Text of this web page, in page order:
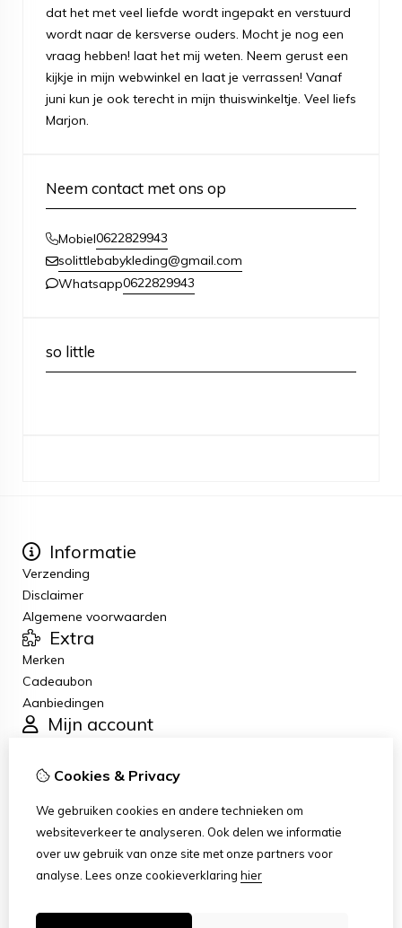
dat het met veel liefde wordt ingepakt en verstuurd
wordt naar de kersverse ouders. Mocht je nog een
vraag hebben! laat het mij weten. Neem gerust een
kijkje in mijn webwinkel en laat je verrassen! Vanaf
juni kun je ook terecht in mijn thuiswinkeltje. Veel liefs
Marjon.
Neem contact met ons op
Mobiel0622829943
solittlebabykleding@gmail.com
Whatsapp0622829943
so little
Informatie
Verzending
Disclaimer
Algemene voorwaarden
Extra
Merken
Cadeaubon
Aanbiedingen
Mijn account
Bestelhistorie
Klantenservice
Contact
Retourneren
Sitemap
Cookies & Privacy
We gebruiken cookies en andere technieken om
websiteverkeer te analyseren. Ook delen we informatie
over uw gebruik van onze site met onze partners voor
analyse. Lees onze cookieverklaring hier